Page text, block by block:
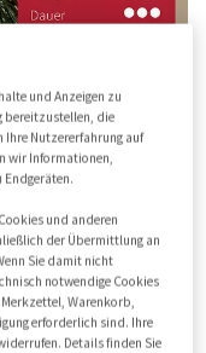
und Anzeigen zu
bereitzustellen, die
Ihre Nutzererfahrung auf
wir Informationen,
Endgeräten.
und anderen
der Übermittlung an
Sie damit nicht
notwendige Cookies
Warenkorb,
erforderlich sind. Ihre
Details finden Sie